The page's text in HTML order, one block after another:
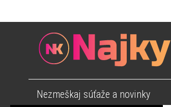
Nezmeškaj súťaže a novinky